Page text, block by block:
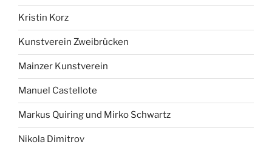
Kristin Korz
Kunstverein Zweibrücken
Mainzer Kunstverein
Manuel Castellote
Markus Quiring und Mirko Schwartz
Nikola Dimitrov